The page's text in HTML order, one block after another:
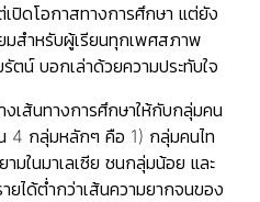
ปิดโอกาสทางการศึกษา แต่ยัง
มสำหรับผู้เรียนทุกเพศสภาพ
ตน์ บอกเล่าด้วยความประทับใจ
เส้นทางการศึกษาให้กับกลุ่มคน
4 กลุ่มหลักๆ คือ 1) กลุ่มคนไท
มในมาเลเซีย ชนกลุ่มน้อย และ
ได้ต่ำกว่าเส้นความยากจนของ